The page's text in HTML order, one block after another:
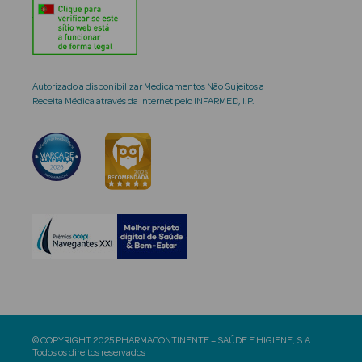
Autorizado a disponibilizar Medicamentos Não Sujeitos a
Receita Médica através da Internet pelo INFARMED, I.P.
© COPYRIGHT 2025 PHARMACONTINENTE – SAÚDE E HIGIENE, S.A.
Todos os direitos reservados